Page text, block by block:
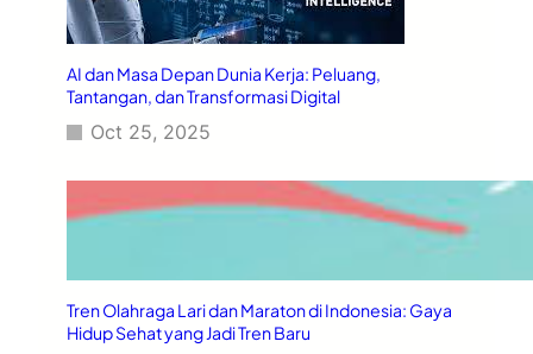
AI dan Masa Depan Dunia Kerja: Peluang,
Tantangan, dan Transformasi Digital
Oct 25, 2025
Tren Olahraga Lari dan Maraton di Indonesia: Gaya
Hidup Sehat yang Jadi Tren Baru